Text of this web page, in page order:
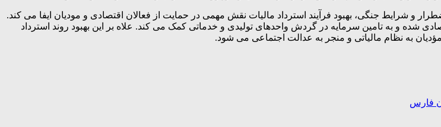
و شرایط جنگی، بهبود فرآیند استرداد مالیات نقش مهمی در حمایت از فعالان اقتصادی و مودیان ایفا می کند.
شده و به تامین سرمایه در گردش واحدهای تولیدی و خدماتی کمک می کند. علاه بر این بهبود روند استرداد
به نظام مالیاتی و منجر به عدالت اجتماعی می شود.
فارس